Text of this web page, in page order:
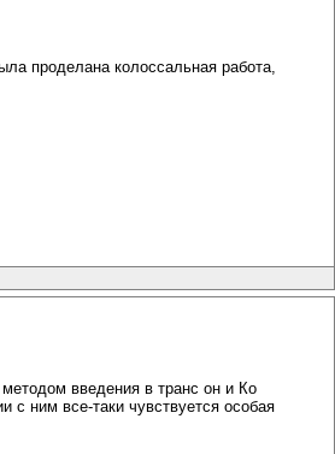
проделана колоссальная работа,
введения в транс он и Ко
с ним все-таки чувствуется особая